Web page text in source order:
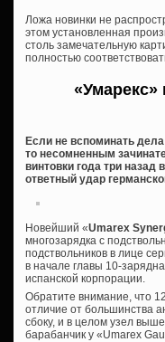
Ложа новинки не
этом установленная
столь замечательную
полностью
Если не вспоминать
то несомненным
винтовки года три назад
ответный удар
Новейший «Umarex
многозарядка с
подствольников в лице
в начале главы 10-
испанской корпорации.
Обратите внимание, что
отличие от большинства
сбоку, и в целом узел
барабанчик у «Umarex